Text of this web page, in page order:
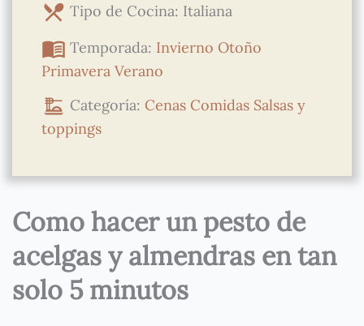
Tipo de Cocina: Italiana
Temporada: Invierno Otoño
Primavera Verano
Categoría: Cenas Comidas Salsas y
toppings
Como hacer un pesto de
acelgas y almendras en tan
solo 5 minutos